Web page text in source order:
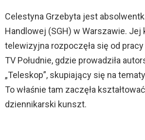
Celestyna Grzebyta jest
Handlowej (SGH) w Warszawie. Jej
telewizyjna rozpoczęła się od
TV Południe, gdzie prowadziła
„Teleskop”, skupiający się na
To właśnie tam zaczęła
dziennikarski kunszt.